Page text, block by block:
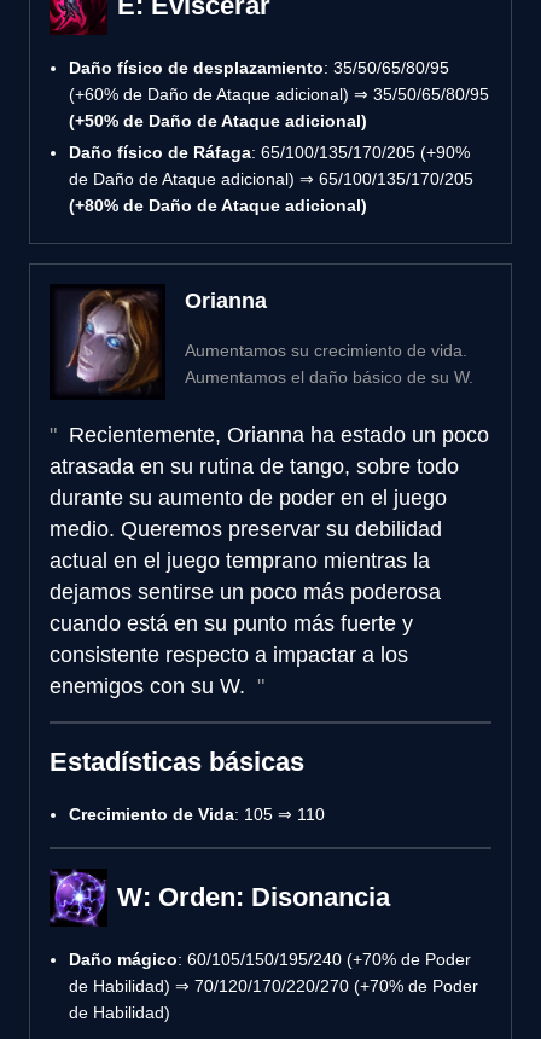
Daño físico de desplazamiento: 35/50/65/80/95
(+60% de Daño de Ataque adicional) ⇒ 35/50/65/80/95
(+50% de Daño de Ataque adicional)
Daño físico de Ráfaga: 65/100/135/170/205 (+90%
de Daño de Ataque adicional) ⇒ 65/100/135/170/205
(+80% de Daño de Ataque adicional)
Orianna
Aumentamos su crecimiento de vida.
Aumentamos el daño básico de su W.
Recientemente, Orianna ha estado un poco
atrasada en su rutina de tango, sobre todo
durante su aumento de poder en el juego
medio. Queremos preservar su debilidad
actual en el juego temprano mientras la
dejamos sentirse un poco más poderosa
cuando está en su punto más fuerte y
consistente respecto a impactar a los
enemigos con su W.
Estadísticas básicas
Crecimiento de Vida: 105 ⇒ 110
W: Orden: Disonancia
Daño mágico: 60/105/150/195/240 (+70% de Poder
de Habilidad) ⇒ 70/120/170/220/270 (+70% de Poder
de Habilidad)